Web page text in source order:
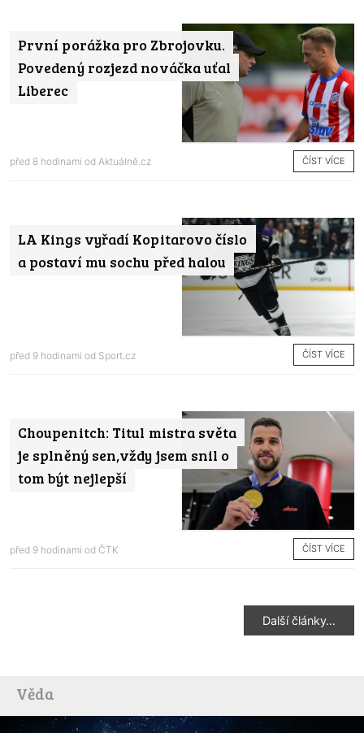
První porážka pro Zbrojovku.
Povedený rozjezd nováčka uťal
Liberec
před 8 hodinami od Aktuálně.cz ČÍST VÍCE
LA Kings vyřadí Kopitarovo číslo
a postaví mu sochu před halou
před 9 hodinami od Sport.cz ČÍST VÍCE
Choupenitch: Titul mistra světa
je splněný sen,vždy jsem snil o
tom být nejlepší
před 9 hodinami od ČTK ČÍST VÍCE
Další články…
Věda